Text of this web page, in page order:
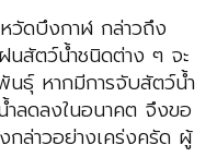
วัดบึงกาฬ กล่าวถึง
นสัตว์น้ำชนิดต่าง ๆ จะ
นธุ์ หากมีการจับสัตว์น้ำ
ลดลงในอนาคต จึงขอ
กล่าวอย่างเคร่งครัด ผู้